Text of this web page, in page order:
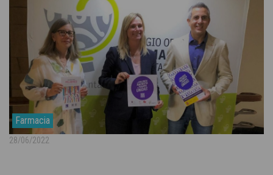
Farmacia
28/06/2022